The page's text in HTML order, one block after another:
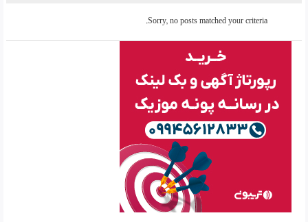
Sorry, no posts matched your criteria.